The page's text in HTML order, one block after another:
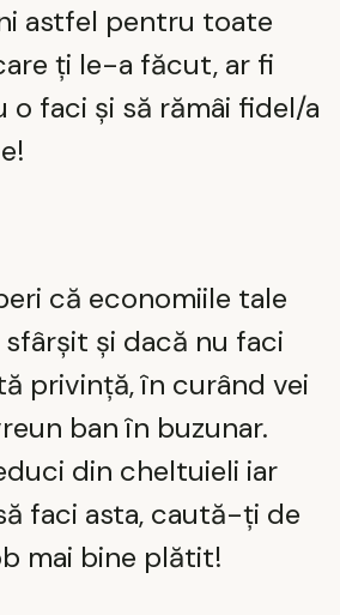
astfel pentru toate
ți le-a făcut, ar fi
o faci și să rămâi fidel/a
că economiile tale
și dacă nu faci
privință, în curând vei
ban în buzunar.
din cheltuieli iar
faci asta, caută-ți de
mai bine plătit!